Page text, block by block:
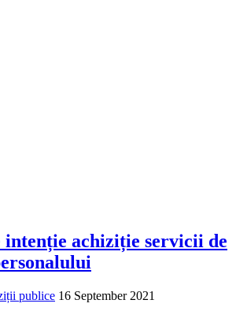
intenție achiziție servicii de
publice 16 September 2021